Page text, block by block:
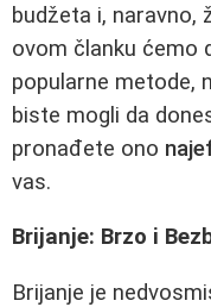
budžeta i, naravno,
ovom članku ćemo
popularne metode,
biste mogli da
pronađete ono
vas.
Brijanje: Brzo i
Brijanje je